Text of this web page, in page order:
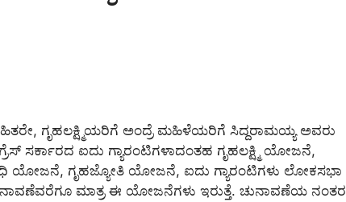
ಗೃಹಲಕ್ಷ್ಮಿಯರಿಗೆ ಅಂದ್ರೆ ಮಹಿಳೆಯರಿಗೆ ಸಿದ್ದರಾಮಯ್ಯ ಅವರು
ಸರ್ಕಾರದ ಐದು ಗ್ಯಾರಂಟಿಗಳಾದಂತಹ ಗೃಹಲಕ್ಷ್ಮಿ ಯೋಜನೆ,
ಯೋಜನೆ, ಗೃಹಜ್ಯೋತಿ ಯೋಜನೆ, ಐದು ಗ್ಯಾರಂಟಿಗಳು ಲೋಕಸಭಾ
ಮಾತ್ರ ಈ ಯೋಜನೆಗಳು ಇರುತ್ತೆ. ಚುನಾವಣೆಯ ನಂತರ